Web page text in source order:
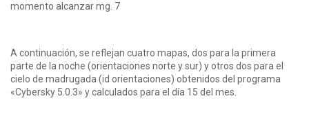
momento alcanzar mg. 7
A continuación, se reflejan cuatro mapas, dos para la primera
parte de la noche (orientaciones norte y sur) y otros dos para el
cielo de madrugada (id orientaciones) obtenidos del programa
«Cybersky 5.0.3» y calculados para el día 15 del mes.